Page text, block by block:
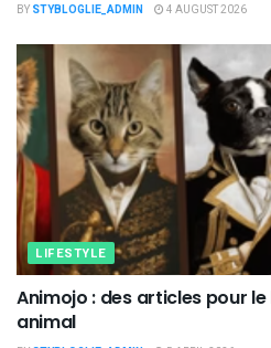
BY STYBLOGLIE_ADMIN 4 AUGUST 2026
LIFESTYLE
Animojo : des articles pour
animal